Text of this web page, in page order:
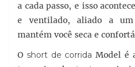
a cada passo, e isso
e ventilado, aliado a um
mantém você seca e
O short de corrida Model é